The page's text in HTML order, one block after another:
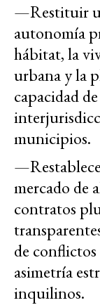
—Restituir
autonomía
hábitat, la
urbana y la
capacidad
municipios.
—
mercado de
contratos
de
asimetría
inquilinos.